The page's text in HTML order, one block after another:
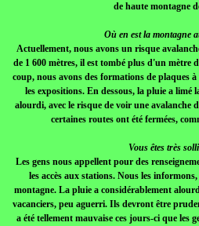
de haute montagne
Où en est la montagne
Actuellement, nous avons un risque
de 1 600 mètres, il est tombé plus d'un mètre
coup, nous avons des formations de plaques
les expositions. En dessous, la pluie a limé
alourdi, avec le risque de voir une avalanche
certaines routes ont été fermées,
Vous êtes très
Les gens nous appellent pour des
les accès aux stations. Nous les
montagne. La pluie a considérablement
vacanciers, peu aguerri. Ils devront être
a été tellement mauvaise ces jours-ci que les